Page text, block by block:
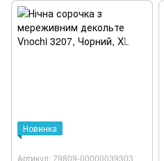
Новинка
Артикул: 79809-00000039303